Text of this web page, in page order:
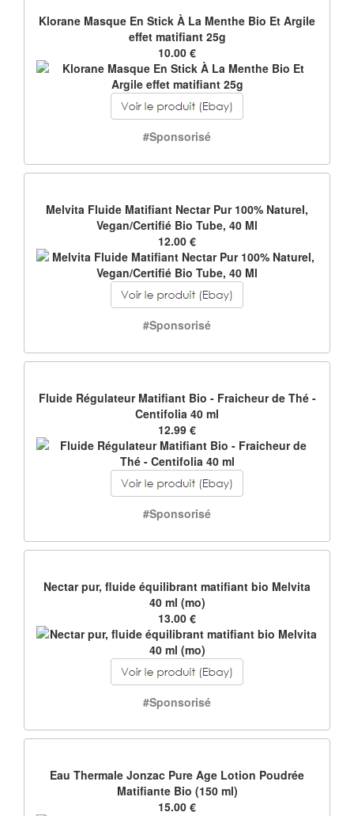
Klorane Masque En Stick À La Menthe Bio Et Argile
effet matifiant 25g
10.00 €
#Sponsorisé
Melvita Fluide Matifiant Nectar Pur 100% Naturel,
Vegan/Certifié Bio Tube, 40 Ml
12.00 €
#Sponsorisé
Fluide Régulateur Matifiant Bio - Fraicheur de Thé -
Centifolia 40 ml
12.99 €
#Sponsorisé
Nectar pur, fluide équilibrant matifiant bio Melvita
40 ml (mo)
13.00 €
#Sponsorisé
Eau Thermale Jonzac Pure Age Lotion Poudrée
Matifiante Bio (150 ml)
15.00 €